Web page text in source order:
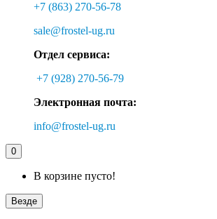
+7 (863) 270-56-78
sale@frostel-ug.ru
Отдел сервиса:
+7 (928) 270-56-79
Электронная почта:
info@frostel-ug.ru
0
В корзине пусто!
Везде